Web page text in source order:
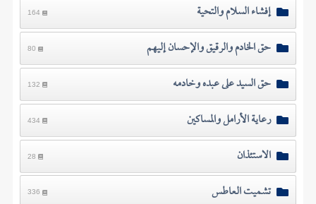
إفشاء السلام والتحية 164
حق الخادم والرقيق والإحسان إليهم 80
حق السيد على عبده وخادمه 132
رعاية الأرامل والمساكين 434
الاستئذان 28
تشميت العاطس 336